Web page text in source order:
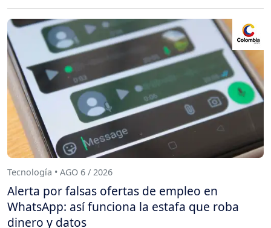
Tecnología • AGO 6 / 2026
Alerta por falsas ofertas de empleo en
WhatsApp: así funciona la estafa que roba
dinero y datos